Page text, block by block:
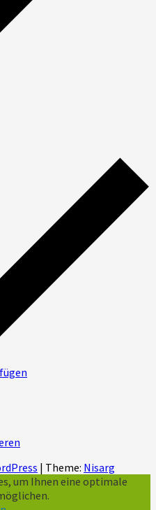
| Theme: Nisarg
um Ihnen eine optimale